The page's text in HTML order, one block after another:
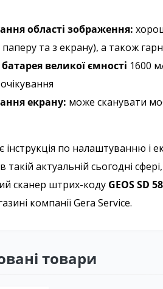
області зображення:
паперу та з екрану), а також
батарея великої ємності 1600
екрану: може сканувати
інструкція по налаштуванню і
такій актуальній сьогодні
сканер штрих-коду GEOS SD
компанії Gera Service.
товари